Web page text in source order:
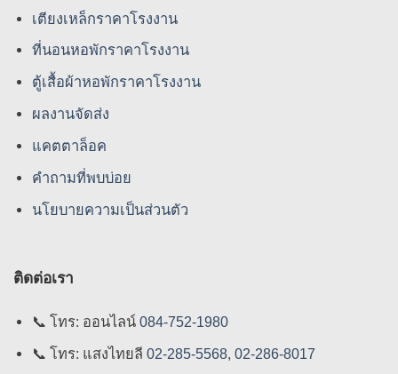
เตียงเหล็กราคาโรงงาน
ที่นอนหอพักราคาโรงงาน
ตู้เสื้อผ้าหอพักราคาโรงงาน
ผลงานจัดส่ง
แคตตาล็อค
คําถามที่พบบ่อย
นโยบายความเป็นส่วนตัว
ติดต่อเรา
📞โทร: ออนไลน์084-752-1980
📞โทร: แสงไทยลี 02-285-5568 ,02-286-8017